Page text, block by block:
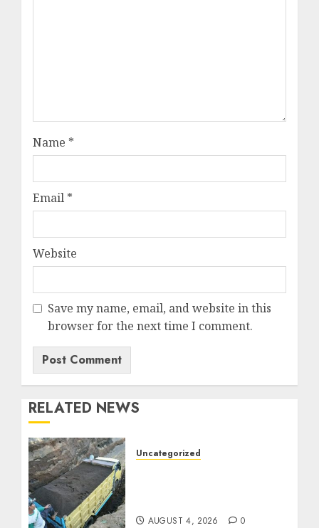
Name *
Email *
Website
Save my name, email, and website in this
browser for the next time I comment.
RELATED NEWS
Uncategorized
AUGUST 4, 2026 0